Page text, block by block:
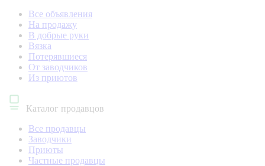
Все объявления
На продажу
В добрые руки
Вязка
Потерявшиеся
От заводчиков
Из приютов
Каталог продавцов
Все продавцы
Заводчики
Приюты
Частные продавцы